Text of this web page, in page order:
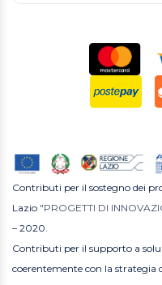
Contributi per il sostegno dei
Lazio "PROGETTI DI
– 2020.
Contributi per il supporto a
coerentemente con la strategia